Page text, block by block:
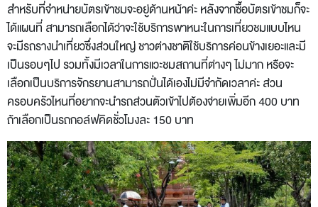
สำหรับที่จำหน่ายบัตรเข้าชมจะอยู่ด้านหน้าค่ะ หลังจากซื้อบัตรเข้าชมก็จะ
ได้แผนที่ สามารถเลือกได้ว่าจะใช้บริการพาหนะในการเที่ยวชมแบบไหน
จะมีรถรางนำเที่ยวซึ่งส่วนใหญ่ ชาวต่างชาติใช้บริการค่อนข้างเยอะและมี
เป็นรอบๆไป รวมทั้งมีเวลาในการแวะชมสถานที่ต่างๆ ไม่มาก หรือจะ
เลือกเป็นบริการจักรยานสามารถปั่นได้เองไม่มีจำกัดเวลาค่ะ ส่วน
ครอบครัวไหนที่อยากจะนำรถส่วนตัวเข้าไปต้องจ่ายเพิ่มอีก 400 บาท
ถ้าเลือกเป็นรถกอล์ฟคิดชั่วโมงละ 150 บาท